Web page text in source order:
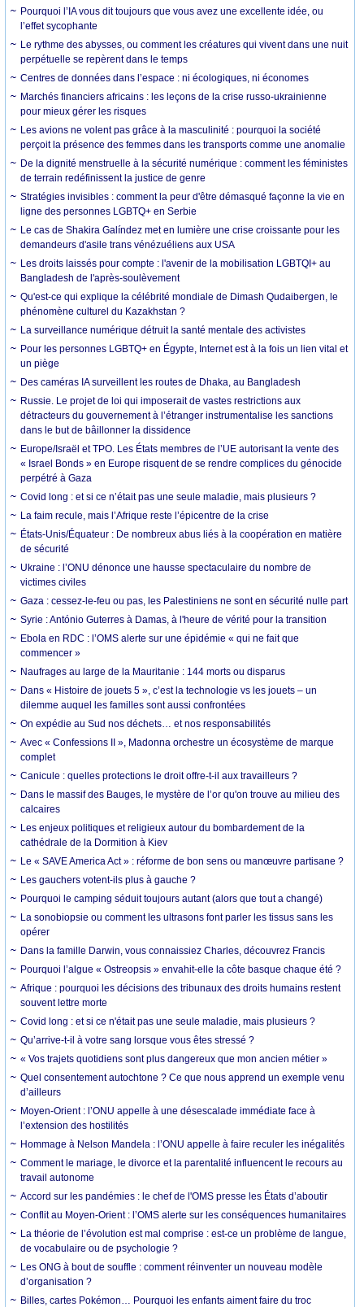
Pourquoi l’IA vous dit toujours que vous avez une excellente idée, ou
l’effet sycophante
Le rythme des abysses, ou comment les créatures qui vivent dans une nuit
perpétuelle se repèrent dans le temps
Centres de données dans l’espace : ni écologiques, ni économes
Marchés financiers africains : les leçons de la crise russo-ukrainienne
pour mieux gérer les risques
Les avions ne volent pas grâce à la masculinité : pourquoi la société
perçoit la présence des femmes dans les transports comme une anomalie
De la dignité menstruelle à la sécurité numérique : comment les féministes
de terrain redéfinissent la justice de genre
Stratégies invisibles : comment la peur d'être démasqué façonne la vie en
ligne des personnes LGBTQ+ en Serbie
Le cas de Shakira Galíndez met en lumière une crise croissante pour les
demandeurs d'asile trans vénézuéliens aux USA
Les droits laissés pour compte : l'avenir de la mobilisation LGBTQI+ au
Bangladesh de l'après-soulèvement
Qu'est-ce qui explique la célébrité mondiale de Dimash Qudaibergen, le
phénomène culturel du Kazakhstan ?
La surveillance numérique détruit la santé mentale des activistes
Pour les personnes LGBTQ+ en Égypte, Internet est à la fois un lien vital et
un piège
Des caméras IA surveillent les routes de Dhaka, au Bangladesh
Russie. Le projet de loi qui imposerait de vastes restrictions aux
détracteurs du gouvernement à l’étranger instrumentalise les sanctions
dans le but de bâillonner la dissidence
Europe/Israël et TPO. Les États membres de l’UE autorisant la vente des
« Israel Bonds » en Europe risquent de se rendre complices du génocide
perpétré à Gaza
Covid long : et si ce n’était pas une seule maladie, mais plusieurs ?
La faim recule, mais l’Afrique reste l’épicentre de la crise
États-Unis/Équateur : De nombreux abus liés à la coopération en matière
de sécurité
Ukraine : l’ONU dénonce une hausse spectaculaire du nombre de
victimes civiles
Gaza : cessez-le-feu ou pas, les Palestiniens ne sont en sécurité nulle part
Syrie : António Guterres à Damas, à l'heure de vérité pour la transition
Ebola en RDC : l’OMS alerte sur une épidémie « qui ne fait que
commencer »
Naufrages au large de la Mauritanie : 144 morts ou disparus
Dans « Histoire de jouets 5 », c’est la technologie vs les jouets – un
dilemme auquel les familles sont aussi confrontées
On expédie au Sud nos déchets… et nos responsabilités
Avec « Confessions II », Madonna orchestre un écosystème de marque
complet
Canicule : quelles protections le droit offre-t-il aux travailleurs ?
Dans le massif des Bauges, le mystère de l’or qu'on trouve au milieu des
calcaires
Les enjeux politiques et religieux autour du bombardement de la
cathédrale de la Dormition à Kiev
Le « SAVE America Act » : réforme de bon sens ou manœuvre partisane ?
Les gauchers votent-ils plus à gauche ?
Pourquoi le camping séduit toujours autant (alors que tout a changé)
La sonobiopsie ou comment les ultrasons font parler les tissus sans les
opérer
Dans la famille Darwin, vous connaissiez Charles, découvrez Francis
Pourquoi l’algue « Ostreopsis » envahit-elle la côte basque chaque été ?
Afrique : pourquoi les décisions des tribunaux des droits humains restent
souvent lettre morte
Covid long : et si ce n'était pas une seule maladie, mais plusieurs ?
Qu’arrive-t-il à votre sang lorsque vous êtes stressé ?
« Vos trajets quotidiens sont plus dangereux que mon ancien métier »
Quel consentement autochtone ? Ce que nous apprend un exemple venu
d’ailleurs
Moyen-Orient : l’ONU appelle à une désescalade immédiate face à
l’extension des hostilités
Hommage à Nelson Mandela : l’ONU appelle à faire reculer les inégalités
Comment le mariage, le divorce et la parentalité influencent le recours au
travail autonome
Accord sur les pandémies : le chef de l'OMS presse les États d’aboutir
Conflit au Moyen-Orient : l’OMS alerte sur les conséquences humanitaires
La théorie de l’évolution est mal comprise : est-ce un problème de langue,
de vocabulaire ou de psychologie ?
Les ONG à bout de souffle : comment réinventer un nouveau modèle
d’organisation ?
Billes, cartes Pokémon… Pourquoi les enfants aiment faire du troc